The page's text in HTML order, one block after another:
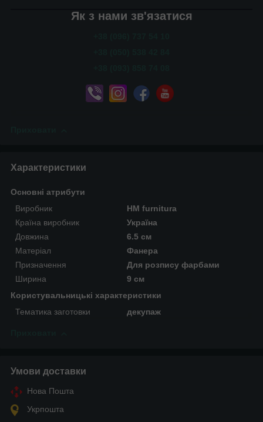
Як з нами зв'язатися
Характеристики
Основні атрибути
Виробник
HM furnitura
Країна виробник
Україна
Довжина
6.5 см
Матеріал
Фанера
Призначення
Для розпису фарбами
Ширина
9 см
Користувальницькі характеристики
Тематика заготовки
декупаж
Умови доставки
Нова Пошта
Укрпошта